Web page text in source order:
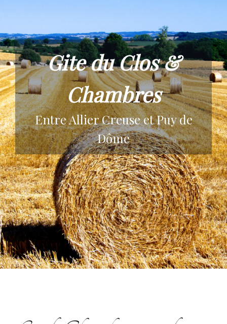
Gite du Clos &
Chambres
Entre Allier Creuse et Puy de
Dôme